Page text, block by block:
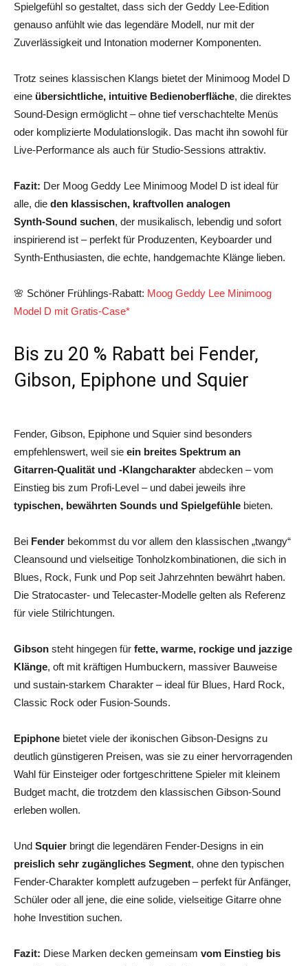
Spielgefühl so gestaltet, dass sich der Geddy Lee‑Edition
genauso anfühlt wie das legendäre Modell, nur mit der
Zuverlässigkeit und Intonation moderner Komponenten.
Trotz seines klassischen Klangs bietet der Minimoog Model D
eine übersichtliche, intuitive Bedienoberfläche, die direktes
Sound‑Design ermöglicht – ohne tief verschachtelte Menüs
oder komplizierte Modulationslogik. Das macht ihn sowohl für
Live‑Performance als auch für Studio‑Sessions attraktiv.
Fazit: Der Moog Geddy Lee Minimoog Model D ist ideal für
alle, die den klassischen, kraftvollen analogen
Synth‑Sound suchen, der musikalisch, lebendig und sofort
inspirierend ist – perfekt für Produzenten, Keyboarder und
Synth‑Enthusiasten, die echte, handgemachte Klänge lieben.
🌸 Schöner Frühlings-Rabatt: Moog Geddy Lee Minimoog
Model D mit Gratis-Case*
Bis zu 20 % Rabatt bei Fender,
Gibson, Epiphone und Squier
Fender, Gibson, Epiphone und Squier sind besonders
empfehlenswert, weil sie ein breites Spektrum an
Gitarren‑Qualität und -Klangcharakter abdecken – vom
Einstieg bis zum Profi‑Level – und dabei jeweils ihre
typischen, bewährten Sounds und Spielgefühle bieten.
Bei Fender bekommst du vor allem den klassischen „twangy“
Cleansound und vielseitige Tonholzkombinationen, die sich in
Blues, Rock, Funk und Pop seit Jahrzehnten bewährt haben.
Die Stratocaster‑ und Telecaster‑Modelle gelten als Referenz
für viele Stilrichtungen.
Gibson steht hingegen für fette, warme, rockige und jazzige
Klänge, oft mit kräftigen Humbuckern, massiver Bauweise
und sustain‑starkem Charakter – ideal für Blues, Hard Rock,
Classic Rock oder Fusion‑Sounds.
Epiphone bietet viele der ikonischen Gibson‑Designs zu
deutlich günstigeren Preisen, was sie zu einer hervorragenden
Wahl für Einsteiger oder fortgeschrittene Spieler mit kleinem
Budget macht, die trotzdem den klassischen Gibson‑Sound
erleben wollen.
Und Squier bringt die legendären Fender‑Designs in ein
preislich sehr zugängliches Segment, ohne den typischen
Fender‑Charakter komplett aufzugeben – perfekt für Anfänger,
Schüler oder all jene, die eine solide, vielseitige Gitarre ohne
hohe Investition suchen.
Fazit: Diese Marken decken gemeinsam vom Einstieg bis